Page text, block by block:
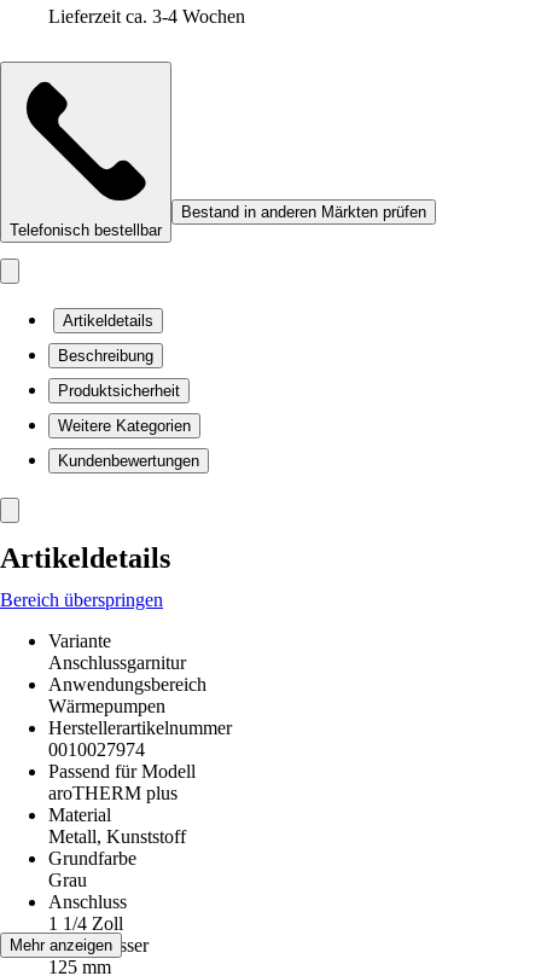
Lieferzeit ca. 3-4 Wochen
Telefonisch bestellbar
Bestand in anderen Märkten prüfen
Artikeldetails
Beschreibung
Produktsicherheit
Weitere Kategorien
Kundenbewertungen
Artikeldetails
Bereich überspringen
Variante
Anschlussgarnitur
Anwendungsbereich
Wärmepumpen
Herstellerartikelnummer
0010027974
Passend für Modell
aroTHERM plus
Material
Metall, Kunststoff
Grundfarbe
Grau
Anschluss
1 1/4 Zoll
Durchmesser
125 mm
Mehr anzeigen